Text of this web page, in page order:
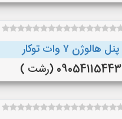
پنل هالوژن ۷ وات توکار
09054115443 (رشت )